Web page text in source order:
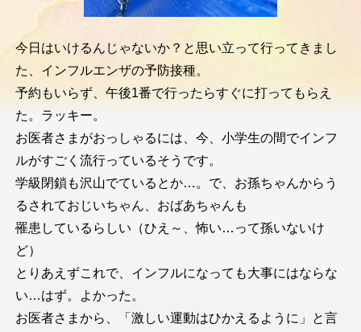
今日はいけるんじゃないか？と思い立って行ってきまし
た、インフルエンザの予防接種。
予約もいらず、午後1番で行ったらすぐに打ってもらえ
た。ラッキー。
お医者さまがおっしゃるには、今、小学生の間でインフ
ルがすごく流行っているそうです。
学級閉鎖も沢山でているとか…。で、お孫ちゃんからう
るされておじいちゃん、おばあちゃんも
罹患しているらしい（ひえ～、怖い…って孫いないけ
ど）
とりあえずこれで、インフルになっても大事にはならな
い…はず。よかった。
お医者さまから、「激しい運動はひかえるように」と言